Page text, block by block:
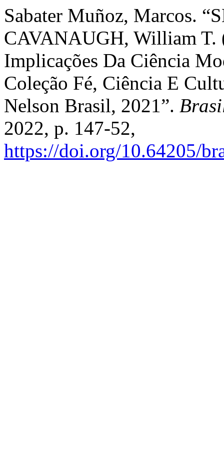
Sabater Muñoz, Marcos.
CAVANAUGH, William T.
Implicações Da Ciência
Coleção Fé, Ciência E
Nelson Brasil, 2021”.
2022, p. 147-52,
https://doi.org/10.64205/